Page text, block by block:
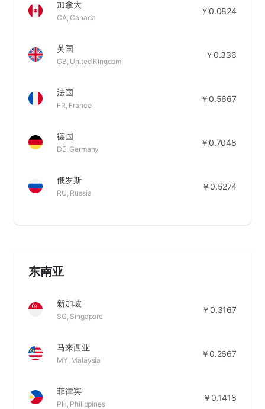
加拿大
CA, Canada
￥0.0824
英国
GB, United Kingdom
￥0.336
法国
FR, France
￥0.5667
德国
DE, Germany
￥0.7048
俄罗斯
RU, Russia
￥0.5274
东南亚
新加坡
SG, Singapore
￥0.3167
马来西亚
MY, Malaysia
￥0.2667
菲律宾
PH, Philippines
￥0.1418